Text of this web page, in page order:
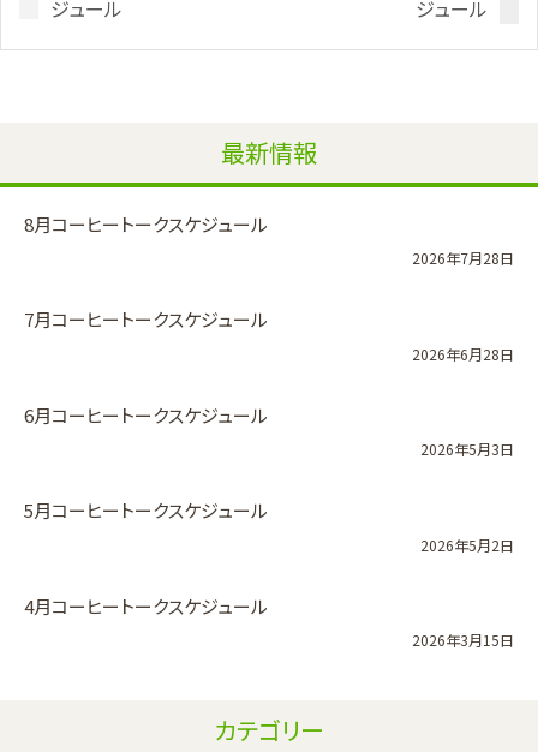
ジュール
ジュール
最新情報
8月コーヒートークスケジュール
2026年7月28日
7月コーヒートークスケジュール
2026年6月28日
6月コーヒートークスケジュール
2026年5月3日
5月コーヒートークスケジュール
2026年5月2日
4月コーヒートークスケジュール
2026年3月15日
カテゴリー